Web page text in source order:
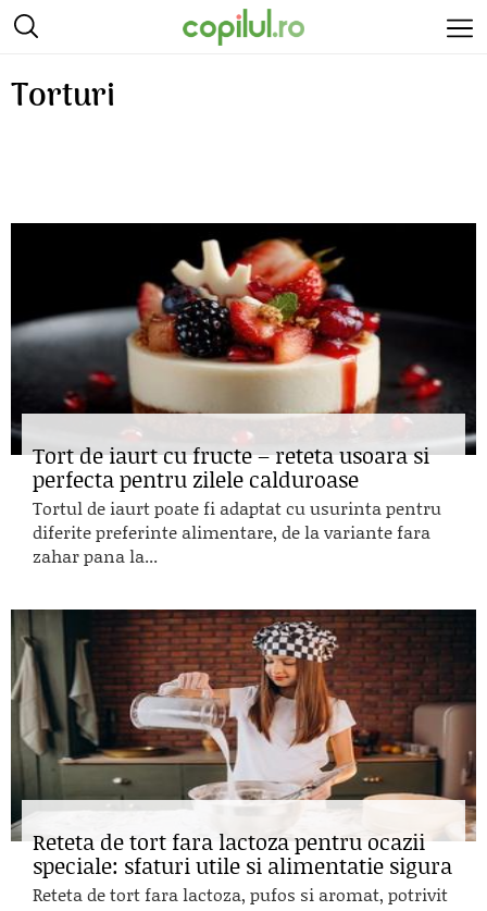
Torturi
Tort de iaurt cu fructe – reteta usoara si
perfecta pentru zilele calduroase
Tortul de iaurt poate fi adaptat cu usurinta pentru
diferite preferinte alimentare, de la variante fara
zahar pana la...
Reteta de tort fara lactoza pentru ocazii
speciale: sfaturi utile si alimentatie sigura
Reteta de tort fara lactoza, pufos si aromat, potrivit